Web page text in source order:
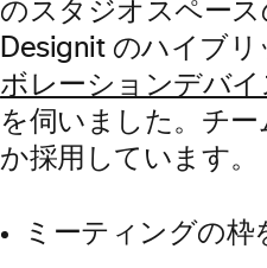
のスタジオスペース
Designit のハイブ
ボレーションデバイ
を伺いました。チ
か採用しています。
ミーティングの枠